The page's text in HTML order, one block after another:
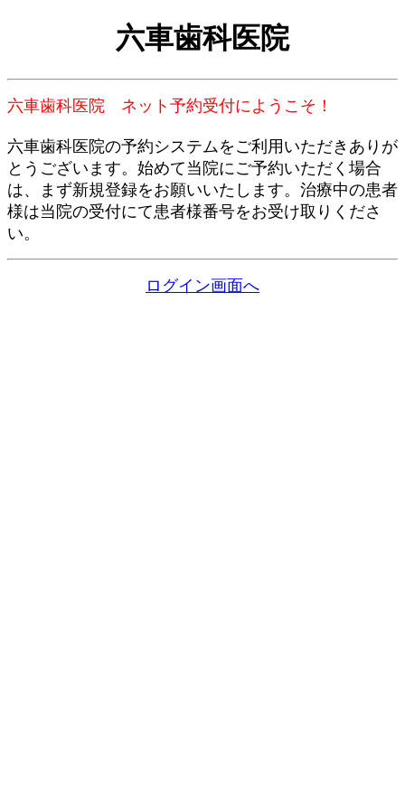
六車歯科医院
六車歯科医院 ネット予約受付にようこそ！
六車歯科医院の予約システムをご利用いただきありが
とうございます。始めて当院にご予約いただく場合
は、まず新規登録をお願いいたします。治療中の患者
様は当院の受付にて患者様番号をお受け取りくださ
い。
ログイン画面へ